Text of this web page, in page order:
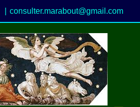
consulter.marabout@gmail.com